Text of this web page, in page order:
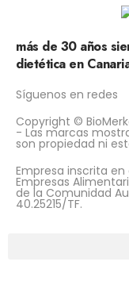
más de 30 años
dietética en
Síguenos en redes
Copyright ©
- Las marcas
son propiedad ni
Empresa inscrita en
Empresas
de la Comunidad
40.25215/TF.